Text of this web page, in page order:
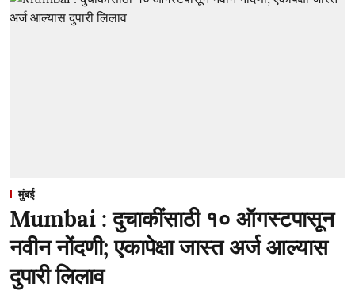
मुंबई
Mumbai : दुचाकींसाठी १० ऑगस्टपासून
नवीन नोंदणी; एकापेक्षा जास्त अर्ज आल्यास
दुपारी लिलाव